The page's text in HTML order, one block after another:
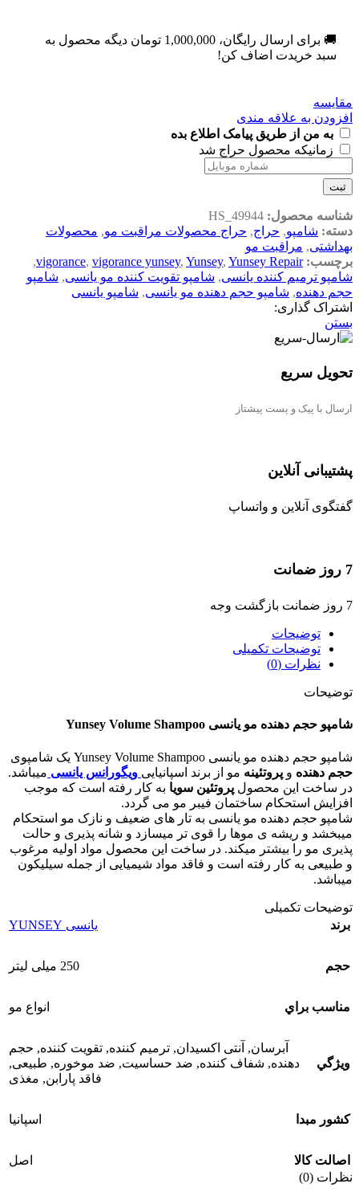
🚚 برای ارسال رایگان، 1,000,000 تومان دیگه محصول به
سبد خریدت اضاف کن!
مقایسه
افزودن به علاقه مندی
به من از طریق پیامک اطلاع بده
زمانیکه محصول حراج شد
ثبت
شناسه محصول: HS_49944
دسته: شامپو, حراج, حراج محصولات مراقبت مو, محصولات
بهداشتی, مراقبت مو
برچسب:
vigorance, vigorance yunsey, Yunsey, Yunsey Repair
,
شامپو ترمیم کننده یانسی, شامپو تقویت کننده مو یانسی, شامپو
حجم دهنده, شامپو حجم دهنده مو یانسی, شامپو یانسی
اشتراک گذاری:
بستن
تحویل سریع
ارسال با پیک و پست پیشتاز
پشتیبانی آنلاین
گفتگوی آنلاین و واتساپ
7 روز ضمانت
7 روز ضمانت بازگشت وجه
توضیحات
توضیحات تکمیلی
نظرات (0)
توضیحات
شامپو حجم دهنده مو یانسی Yunsey Volume Shampoo
شامپو حجم دهنده مو یانسی Yunsey Volume Shampoo یک شامپوی
حجم دهنده و پروتئینه مو از برند اسپانیایی ویگورانس یانسی میباشد.
در ساخت این محصول پروتئین سویا به کار رفته است که موجب
افزایش استحکام ساختمان فیبر مو می گردد.
شامپو حجم دهنده مو یانسی به تار های ضعیف و نازک مو استحکام
میبخشد و ریشه ی موها را قوی تر میسازد و شانه پذیری و حالت
پذیری مو را بیشتر میکند. در ساخت این محصول مواد اولیه مرغوب
و طبیعی به کار رفته است و فاقد مواد شیمیایی از جمله سیلیکون
میباشد.
توضیحات تکمیلی
برند
یانسی YUNSEY
حجم 250 میلی لیتر
مناسب براي انواع مو
ويژگي
آبرسان, آنتی اکسیدان, ترمیم کننده, تقویت کننده, حجم
دهنده, شفاف کننده, ضد حساسیت, ضد موخوره, طبیعی,
فاقد پارابن, مغذی
کشور مبدا اسپانیا
اصالت کالا
اصل
نظرات (0)